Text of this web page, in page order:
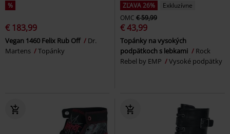
%
€ 183,99
Vegan 1460 Felix Rub Off
Dr.
Martens
Topánky
ZĽAVA 26%
Exkluzívne
OMC € 59,99
€ 43,99
Topánky na vysokých
podpätkoch s lebkami
Rock
Rebel by EMP
Vysoké podpätky